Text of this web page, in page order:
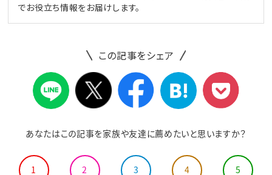
でお役立ち情報をお届けします。
この記事をシェア
あなたはこの記事を家族や友達に薦めたいと思いますか？
1 2 3 4 5